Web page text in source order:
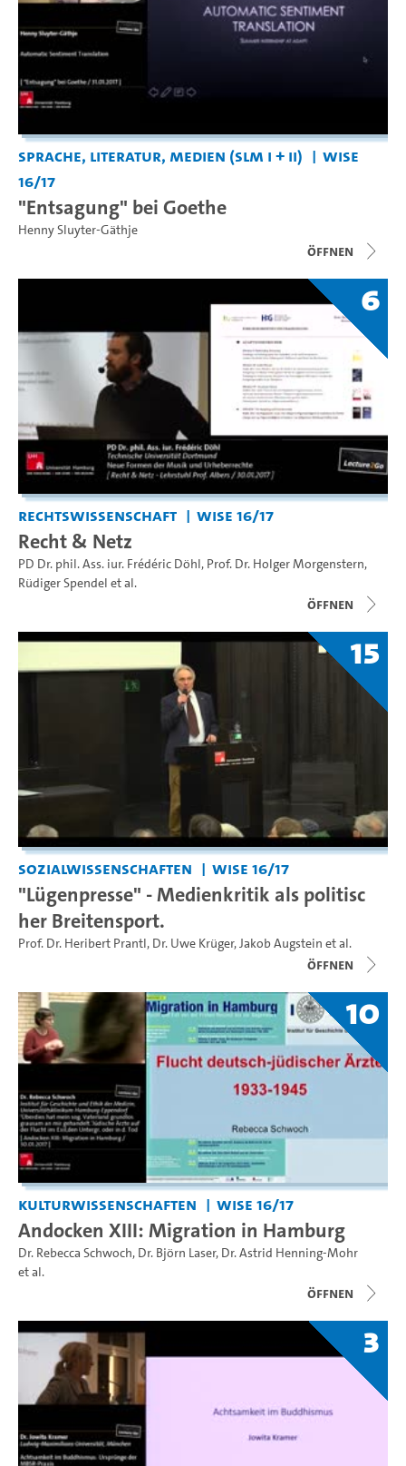
Sprache, Literatur, Medien (SLM I + II)
WiSe
16/17
"Entsagung" bei Goethe
Henny Sluyter-Gäthje
Öffnen
6
Rechtswissenschaft WiSe 16/17
Recht & Netz
PD Dr. phil. Ass. iur. Frédéric Döhl, Prof. Dr. Holger Morgenstern,
Rüdiger Spendel et al.
Öffnen
15
Sozialwissenschaften WiSe 16/17
"Lügenpresse" - Medienkritik als politisc
her Breitensport.
Prof. Dr. Heribert Prantl, Dr. Uwe Krüger,Jakob Augstein et al.
Öffnen
10
Kulturwissenschaften WiSe 16/17
Andocken XIII: Migration in Hamburg
Dr. Rebecca Schwoch, Dr. Björn Laser, Dr. Astrid Henning-Mohr
et al.
Öffnen
3